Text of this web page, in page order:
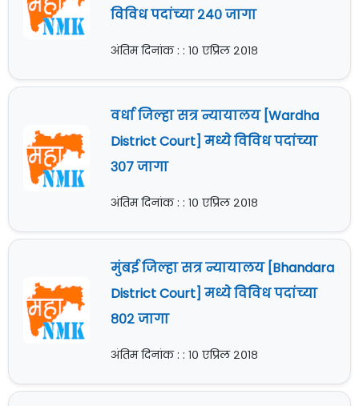
विविध पदांच्या २४० जागा
अंतिम दिनांक : : १० एप्रिल २०१८
वर्धा जिल्हा सत्र न्यायालय [Wardha
District Court] मध्ये विविध पदांच्या
३०७ जागा
अंतिम दिनांक : : १० एप्रिल २०१८
मुंबई जिल्हा सत्र न्यायालय [Bhandara
District Court] मध्ये विविध पदांच्या
८०२ जागा
अंतिम दिनांक : : १० एप्रिल २०१८